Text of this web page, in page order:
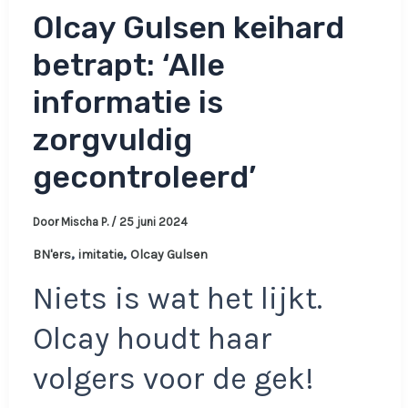
Olcay Gulsen keihard
betrapt: ‘Alle
informatie is
zorgvuldig
gecontroleerd’
Door Mischa P. / 25 juni 2024
BN'ers, imitatie, Olcay Gulsen
Niets is wat het lijkt.
Olcay houdt haar
volgers voor de gek!